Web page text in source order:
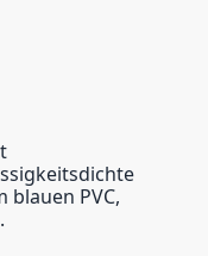
PVC,